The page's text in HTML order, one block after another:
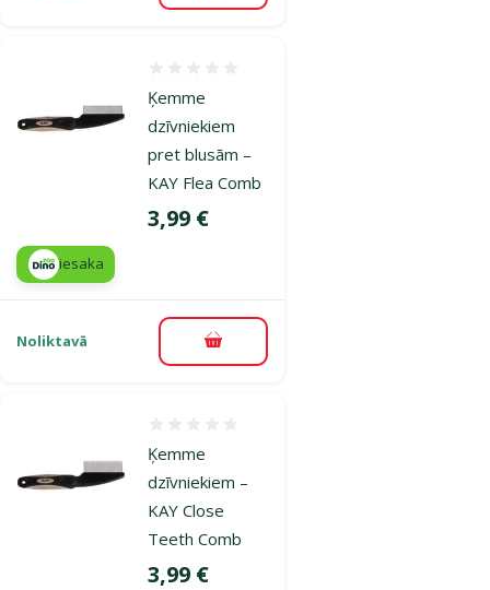
Ķemme
dzīvniekiem
pret blusām –
KAY Flea Comb
Cena
3,99 €
iesaka
Noliktavā Pievienot grozam
Ķemme
dzīvniekiem –
KAY Close
Teeth Comb
Cena
3,99 €